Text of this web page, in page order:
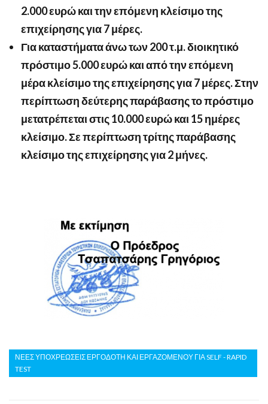
2.000 ευρώ και την επόμενη κλείσιμο της
επιχείρησης για 7 μέρες.
Για καταστήματα άνω των 200 τ.μ. διοικητικό
πρόστιμο 5.000 ευρώ και από την επόμενη
μέρα κλείσιμο της επιχείρησης για 7 μέρες. Στην
περίπτωση δεύτερης παράβασης το πρόστιμο
μετατρέπεται στις 10.000 ευρώ και 15 ημέρες
κλείσιμο. Σε περίπτωση τρίτης παράβασης
κλείσιμο της επιχείρησης για 2 μήνες.
ΝΕΕΣ ΥΠΟΧΡΕΩΣΕΙΣ ΕΡΓΟΔΟΤΗ ΚΑΙ ΕΡΓΑΖΟΜΕΝΟΥ ΓΙΑ SELF - RAPID
TEST